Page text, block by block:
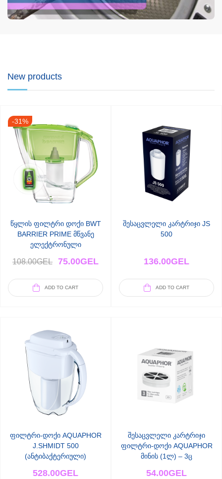
New products
-31%
წყლის ფილტრი დოქი BWT
BARRIER PRIME მწვანე
ელექტრონული
108.00GEL 75.00GEL
ADD TO CART
შესაცვლელი კარტრიჯი JS
500
136.00GEL
ADD TO CART
ფილტრი-დოქი AQUAPHOR
J.SHMIDT 500
(ანტიბაქტერიული)
528.00GEL
შესაცვლელი კარტრიჯი
ფილტრი-დოქი AQUAPHOR
მინის (1ლ) – 3ც
54.00GEL